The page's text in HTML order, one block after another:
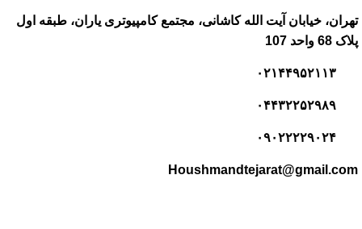
تهران، خیابان آیت الله کاشانی، مجتمع کامپیوتری یاران، طبقه اول
پلاک 68 واحد 107
۰۲۱۴۴۹۵۲۱۱۳
۰۴۴۳۲۲۵۲۹۸۹
۰۹۰۲۲۲۲۹۰۲۴
Houshmandtejarat@gmail.com